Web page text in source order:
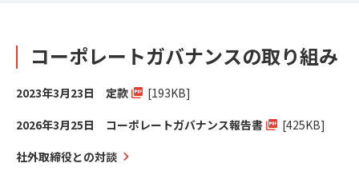
コーポレートガバナンスの取り組み
2023年3月23日 定款
[193KB]
2026年3月25日 コーポレートガバナンス報告書
[425KB]
社外取締役との対談